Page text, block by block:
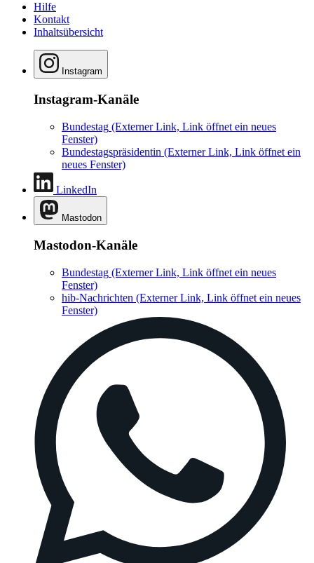
Hilfe
Kontakt
Inhaltsübersicht
Instagram
Instagram-Kanäle
Bundestag (Externer Link, Link öffnet ein neues
Fenster)
Bundestagspräsidentin (Externer Link, Link öffnet ein
neues Fenster)
LinkedIn
Mastodon
Mastodon-Kanäle
Bundestag (Externer Link, Link öffnet ein neues
Fenster)
hib-Nachrichten (Externer Link, Link öffnet ein neues
Fenster)